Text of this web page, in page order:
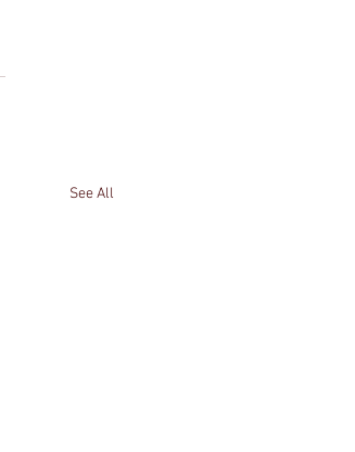
See All